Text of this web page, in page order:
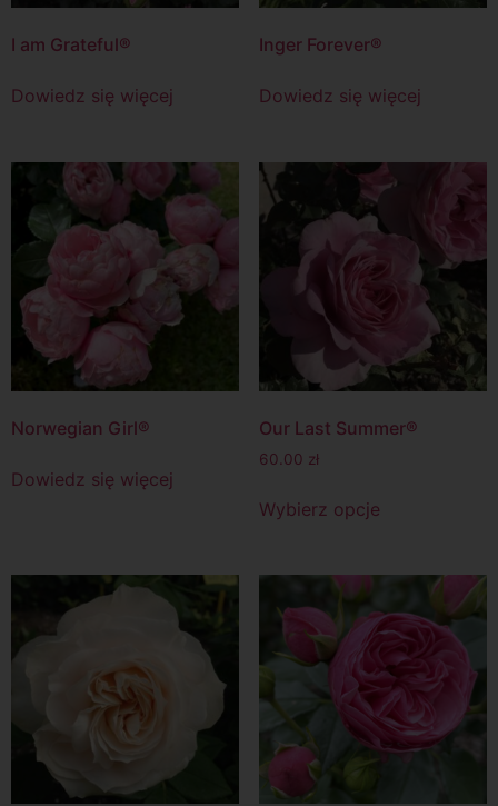
I am Grateful®
Dowiedz się więcej
Inger Forever®
Dowiedz się więcej
Norwegian Girl®
Dowiedz się więcej
Our Last Summer®
60.00 zł
Wybierz opcje